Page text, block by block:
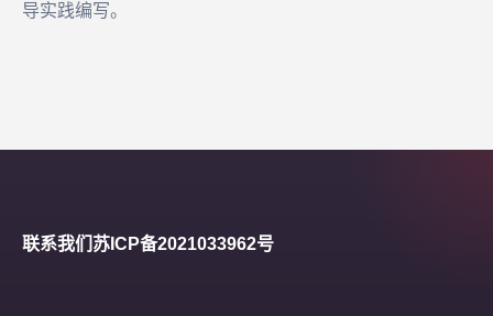
导实践编写。
联系我们 苏ICP备2021033962号